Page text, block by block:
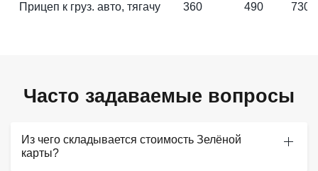
Прицеп к груз. авто, тягачу 360 490 730
Часто задаваемые вопросы
Из чего складывается стоимость Зелёной
карты?